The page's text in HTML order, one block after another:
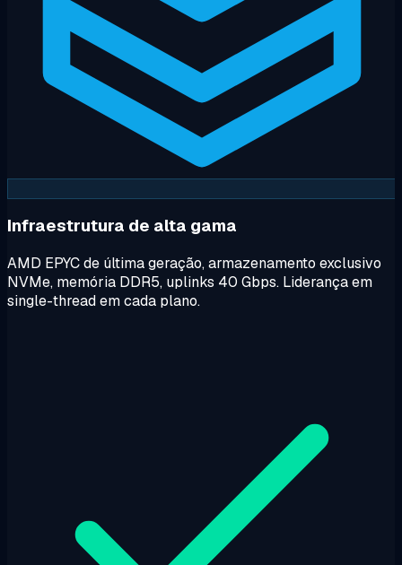
Infraestrutura de alta gama
AMD EPYC de última geração, armazenamento exclusivo
NVMe, memória DDR5, uplinks 40 Gbps. Liderança em
single-thread em cada plano.